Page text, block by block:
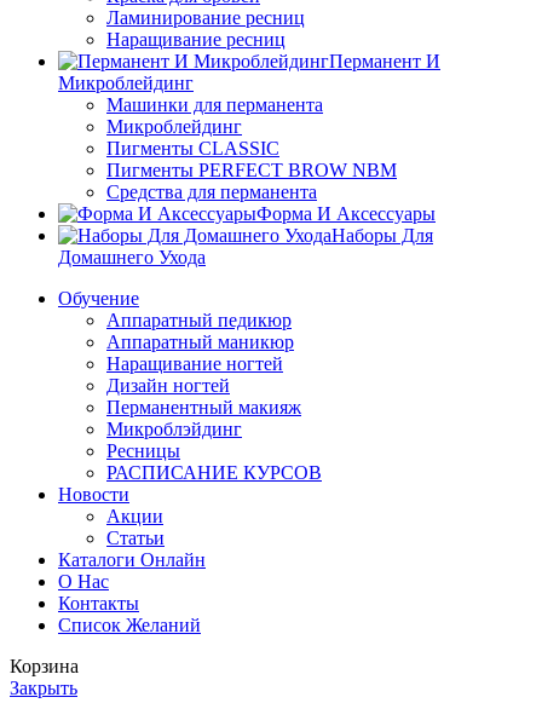
Ламинирование ресниц
Наращивание ресниц
Перманент И
Микроблейдинг
Машинки для перманента
Микроблейдинг
Пигменты CLASSIC
Пигменты PERFECT BROW NBM
Средства для перманента
Форма И Аксессуары
Наборы Для
Домашнего Ухода
Обучение
Аппаратный педикюр
Аппаратный маникюр
Наращивание ногтей
Дизайн ногтей
Перманентный макияж
Микроблэйдинг
Ресницы
РАСПИСАНИЕ КУРСОВ
Новости
Акции
Статьи
Каталоги Онлайн
О Нас
Контакты
Список Желаний
Корзина
Закрыть